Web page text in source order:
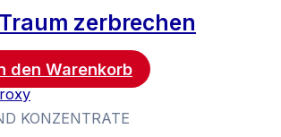
zerbrechen
den Warenkorb
KONZENTRATE